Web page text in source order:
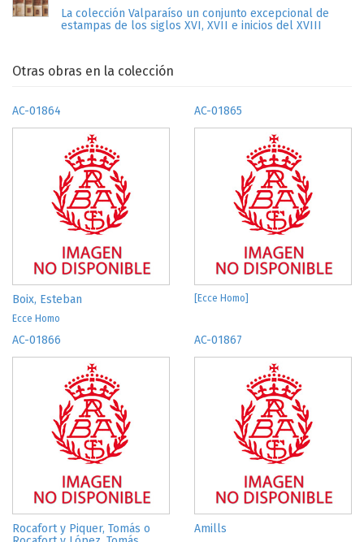
La colección Valparaíso un conjunto excepcional de
estampas de los siglos XVI, XVII e inicios del XVIII
Otras obras en la colección
AC-01864
Boix, Esteban
Ecce Homo
AC-01865
[Ecce Homo]
AC-01866
Rocafort y Piquer, Tomás o
AC-01867
Amills